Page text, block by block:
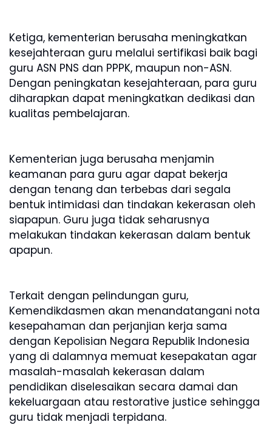
Ketiga, kementerian berusaha meningkatkan
kesejahteraan guru melalui sertifikasi baik bagi
guru ASN PNS dan PPPK, maupun non-ASN.
Dengan peningkatan kesejahteraan, para guru
diharapkan dapat meningkatkan dedikasi dan
kualitas pembelajaran.
Kementerian juga berusaha menjamin
keamanan para guru agar dapat bekerja
dengan tenang dan terbebas dari segala
bentuk intimidasi dan tindakan kekerasan oleh
siapapun. Guru juga tidak seharusnya
melakukan tindakan kekerasan dalam bentuk
apapun.
Terkait dengan pelindungan guru,
Kemendikdasmen akan menandatangani nota
kesepahaman dan perjanjian kerja sama
dengan Kepolisian Negara Republik Indonesia
yang di dalamnya memuat kesepakatan agar
masalah-masalah kekerasan dalam
pendidikan diselesaikan secara damai dan
kekeluargaan atau restorative justice sehingga
guru tidak menjadi terpidana.